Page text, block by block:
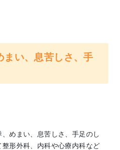
まい、息苦しさ、手
めまい、息苦しさ、手足のし
形外科、内科や心療内科など